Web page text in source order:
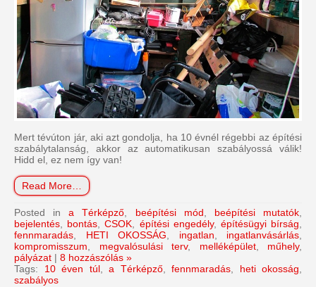
Mert tévúton jár, aki azt gondolja, ha 10 évnél régebbi az építési
szabálytalanság, akkor az automatikusan szabályossá válik!
Hidd el, ez nem így van!
Read More…
Posted ina Térképző beépítési mód beépítési mutatók
bejelentés
bontás ,CSOK építési engedély, építésügyi bírság
fennmaradás
HETI OKOSSÁG ingatlan ingatlanvásárlás
kompromisszum
megvalósulási terv, melléképület, műhely,
pályázat | 8 hozzászólás »
Tags: 10 éven túl, a Térképző, fennmaradás heti okosság
szabályos